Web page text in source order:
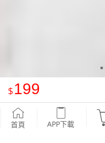
首頁 APP下載
199
輕奢鍍鈦鍍金項鍊